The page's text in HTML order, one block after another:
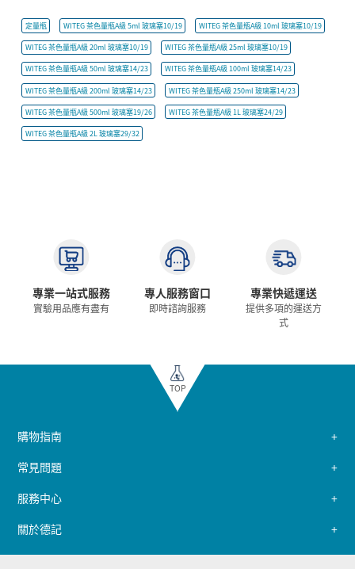
定量瓶 WITEG 茶色量瓶A級 5ml 玻璃塞10/19 WITEG 茶色量瓶A級 10ml 玻璃塞10/19
WITEG 茶色量瓶A級 20ml 玻璃塞10/19 WITEG 茶色量瓶A級 25ml 玻璃塞10/19
WITEG 茶色量瓶A級 50ml 玻璃塞14/23 WITEG 茶色量瓶A級 100ml 玻璃塞14/23
WITEG 茶色量瓶A級 200ml 玻璃塞14/23 WITEG 茶色量瓶A級 250ml 玻璃塞14/23
WITEG 茶色量瓶A級 500ml 玻璃塞19/26 WITEG 茶色量瓶A級 1L 玻璃塞24/29
WITEG 茶色量瓶A級 2L 玻璃塞29/32
專業一站式服務
實驗用品應有盡有
專人服務窗口
即時諮詢服務
專業快遞運送
提供多項的運送方
式
TOP
購物指南
常見問題
服務中心
關於德記